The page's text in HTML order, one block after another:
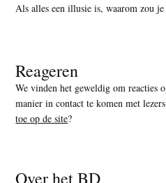
Als alles een illusie is, waarom zou
Reageren
We vinden het geweldig om reacties
manier in contact te komen met
toe op de site?
Over het BD